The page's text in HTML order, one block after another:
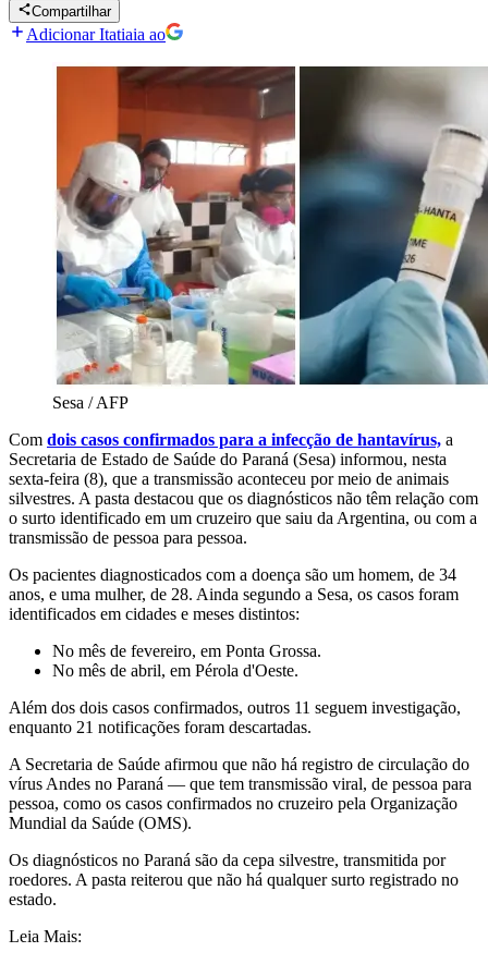
Compartilhar
Adicionar Itatiaia ao
Sesa / AFP
Com dois casos confirmados para a infecção de hantavírus, a
Secretaria de Estado de Saúde do Paraná (Sesa) informou, nesta
sexta-feira (8), que a transmissão aconteceu por meio de animais
silvestres. A pasta destacou que os diagnósticos não têm relação com
o surto identificado em um cruzeiro que saiu da Argentina, ou com a
transmissão de pessoa para pessoa.
Os pacientes diagnosticados com a doença são um homem, de 34
anos, e uma mulher, de 28. Ainda segundo a Sesa, os casos foram
identificados em cidades e meses distintos:
No mês de fevereiro, em Ponta Grossa.
No mês de abril, em Pérola d'Oeste.
Além dos dois casos confirmados, outros 11 seguem investigação,
enquanto 21 notificações foram descartadas.
A Secretaria de Saúde afirmou que não há registro de circulação do
vírus Andes no Paraná — que tem transmissão viral, de pessoa para
pessoa, como os casos confirmados no cruzeiro pela Organização
Mundial da Saúde (OMS).
Os diagnósticos no Paraná são da cepa silvestre, transmitida por
roedores. A pasta reiterou que não há qualquer surto registrado no
estado.
Leia Mais: